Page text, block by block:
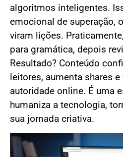
algoritmos inteligentes.
emocional de superação,
viram lições.
para gramática, depois
Resultado? Conteúdo
leitores, aumenta shares
autoridade online. É uma
humaniza a tecnologia,
sua jornada criativa.